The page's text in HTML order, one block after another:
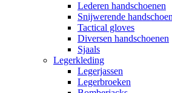
Lederen handschoenen
Snijwerende
Tactical gloves
Diversen handschoenen
Sjaals
Legerkleding
Legerjassen
Legerbroeken